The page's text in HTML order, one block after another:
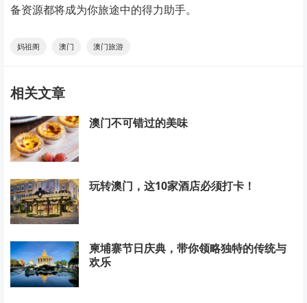
备资源都将成为你旅途中的得力助手。
妈祖阁 澳门 澳门旅游
相关文章
澳门不可错过的美味
玩转澳门，这10家酒店必须打卡！
柬埔寨节日庆典，带你领略独特的传统与
欢乐